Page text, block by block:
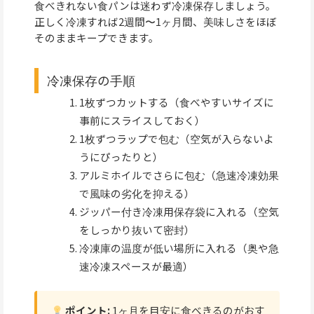
食べきれない食パンは迷わず冷凍保存しましょう。
正しく冷凍すれば2週間〜1ヶ月間、美味しさをほぼ
そのままキープできます。
冷凍保存の手順
1枚ずつカットする（食べやすいサイズに
事前にスライスしておく）
1枚ずつラップで包む（空気が入らないよ
うにぴったりと）
アルミホイルでさらに包む（急速冷凍効果
で風味の劣化を抑える）
ジッパー付き冷凍用保存袋に入れる（空気
をしっかり抜いて密封）
冷凍庫の温度が低い場所に入れる（奥や急
速冷凍スペースが最適）
ポイント:1ヶ月を目安に食べきるのがおす